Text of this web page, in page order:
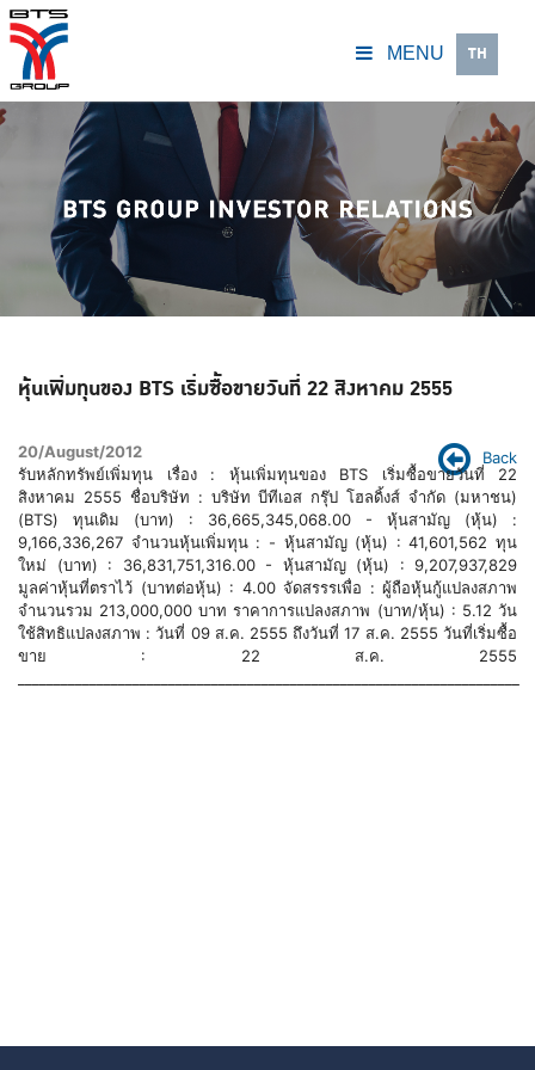
MENU TH
หุ้นเพิ่มทุนของ BTS เริ่มซื้อขายวันที่ 22 สิงหาคม 2555
Back
20/August/2012
รับหลักทรัพย์เพิ่มทุน เรื่อง : หุ้นเพิ่มทุนของ BTS เริ่มซื้อขายวันที่ 22
สิงหาคม 2555 ชื่อบริษัท : บริษัท บีทีเอส กรุ๊ป โฮลดิ้งส์ จำกัด (มหาชน)
(BTS) ทุนเดิม (บาท) : 36,665,345,068.00 - หุ้นสามัญ (หุ้น) :
9,166,336,267 จำนวนหุ้นเพิ่มทุน : - หุ้นสามัญ (หุ้น) : 41,601,562 ทุน
ใหม่ (บาท) : 36,831,751,316.00 - หุ้นสามัญ (หุ้น) : 9,207,937,829
มูลค่าหุ้นที่ตราไว้ (บาทต่อหุ้น) : 4.00 จัดสรรรเพื่อ : ผู้ถือหุ้นกู้แปลงสภาพ
จำนวนรวม 213,000,000 บาท ราคาการแปลงสภาพ (บาท/หุ้น) : 5.12 วัน
ใช้สิทธิแปลงสภาพ : วันที่ 09 ส.ค. 2555 ถึงวันที่ 17 ส.ค. 2555 วันที่เริ่มซื้อ
ขาย : 22 ส.ค. 2555